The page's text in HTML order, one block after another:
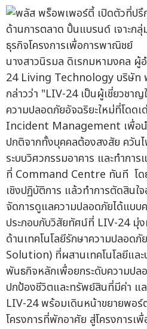
นางสาวนิรมล ดิเรกมหามงคล ผู้
24 Living Technology บริษัท
กล่าวว่า "LIV-24 เป็นผู้เชี่ยวชาญ
ความปลอดภัยอัจฉริยะใหม่ที่โด
Incident Management เพื่อน
ปกติจากทั้งบุคคลต้องสงสัย ควัน
ระบบวิศวกรรมอาคาร และทำกา
ที่ Command Centre ทันที โดย
เชิงปฏิบัติการ แล้วทำการตัดสินใ
จัดการดูแลความปลอดภัยได้แบบ
ประกอบกับวิสัยทัศน์ที่ LIV-24 มุ่
ด้านเทคโนโลยีรักษาความปลอด
Solution) ที่ผสานเทคโนโลยีแล
พันธกิจหลักเพื่อยกระดับความป
ปกป้องชีวิตและทรัพย์สินที่มีค่า แ
LIV-24 พร้อมเดินหน้าขยายพอร์
โครงการที่พักอาศัย สู่โครงการ